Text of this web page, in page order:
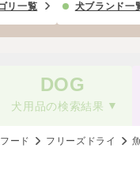
リ一覧 犬ブランド一
DOG
犬用品の検索結果
ード フリーズドライ